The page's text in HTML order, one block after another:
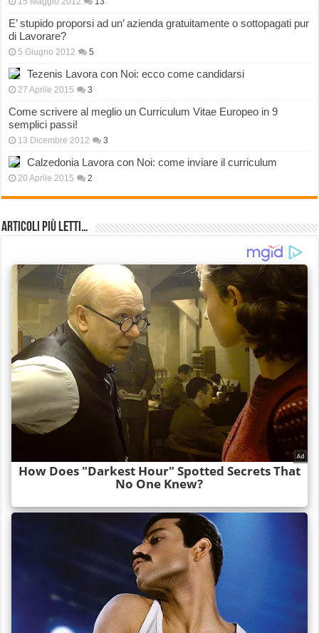
E’ stupido proporsi ad un’ azienda gratuitamente o sottopagati pur
di Lavorare?
5 Giugno 2012 5
Tezenis Lavora con Noi: ecco come candidarsi
27 Aprile 2015 3
Come scrivere al meglio un Curriculum Vitae Europeo in 9
semplici passi!
13 Dicembre 2012 3
Calzedonia Lavora con Noi: come inviare il curriculum
20 Aprile 2015 2
Articoli più Letti…